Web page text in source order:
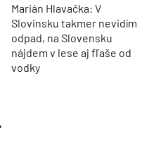
Marián Hlavačka: V
Slovinsku takmer nevidím
odpad, na Slovensku
nájdem v lese aj fľaše od
vodky